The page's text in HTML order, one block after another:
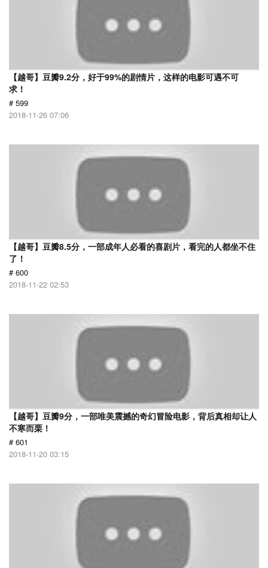
【越哥】豆瓣9.2分，好于99%的剧情片，这样的电影可遇不可
求！
# 599
2018-11-26 07:06
【越哥】豆瓣8.5分，一部成年人必看的喜剧片，看完的人都坐不住
了！
# 600
2018-11-22 02:53
【越哥】豆瓣9分，一部唯美震撼的奇幻冒险电影，背后真相却让人
不寒而栗！
# 601
2018-11-20 03:15